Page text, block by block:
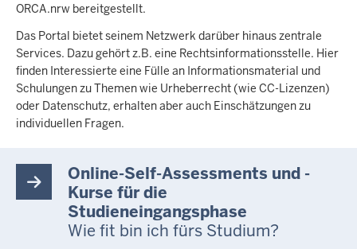
ORCA.nrw bereitgestellt.
Das Portal bietet seinem Netzwerk darüber hinaus zentrale
Services. Dazu gehört z.B. eine Rechtsinformationsstelle. Hier
finden Interessierte eine Fülle an Informationsmaterial und
Schulungen zu Themen wie Urheberrecht (wie CC-Lizenzen)
oder Datenschutz, erhalten aber auch Einschätzungen zu
individuellen Fragen.
Online-Self-Assessments und -
Kurse für die
Studieneingangsphase
Wie fit bin ich fürs Studium?